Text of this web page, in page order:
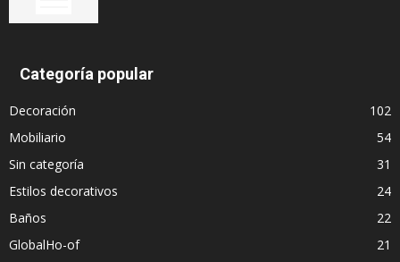
Categoría popular
Decoración
102
Mobiliario
54
Sin categoría
31
Estilos decorativos
24
Baños
22
GlobalHo-of
21